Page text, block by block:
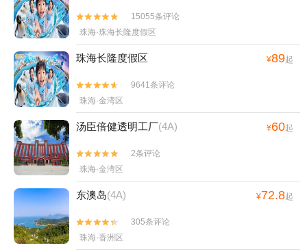


15055条评论
珠海·珠海长隆度假区
珠海长隆度假区 ¥89起


9641条评论
珠海·金湾区
汤臣倍健透明工厂(4A) ¥60起


2条评论
珠海·金湾区
东澳岛(4A) ¥72.8起


305条评论
珠海·香洲区